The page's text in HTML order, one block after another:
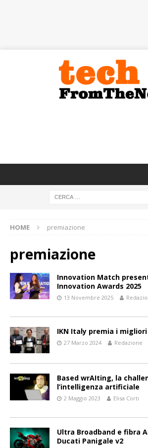
HOME premiazione
premiazione
Innovation Match
Innovation Awards 2025
13 Novembre 2025
IKN Italy premia i migliori
27 Marzo 2024 Redazione
Based wrAIting, la
l’intelligenza artificiale
2 Maggio 2023 Elisa Corti
Ultra Broadband e fibra
Ducati Panigale v2